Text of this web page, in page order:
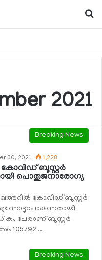
2021
Breaking News
30, 2021 1,228
കോവിഡ് ബൂസ്റ്റര്‍
പൊതുജനാരോഗ്യ
കോവിഡ് ബൂസ്റ്റര്‍
പേരാണ് ബൂസ്റ്റര്‍
105792 …
Breaking News